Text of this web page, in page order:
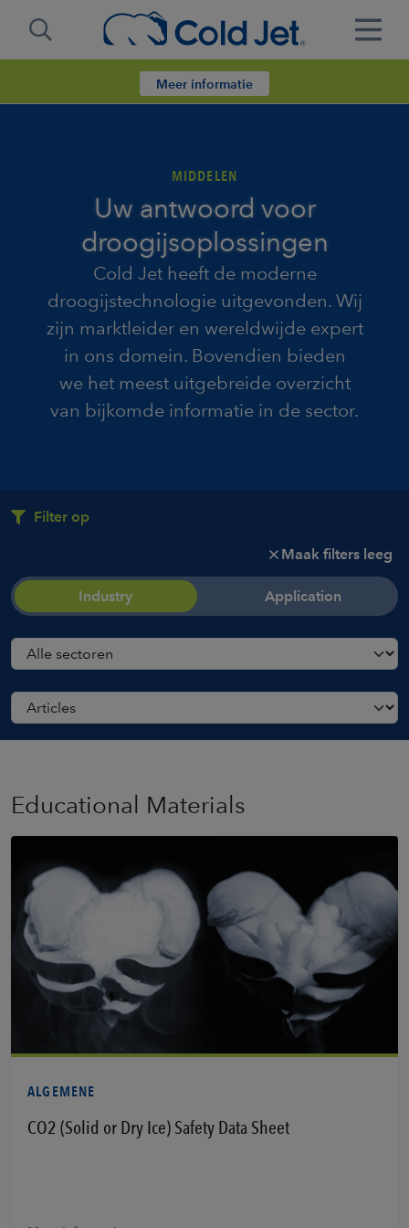
Meer informatie
MIDDELEN
Uw antwoord voor
droogijsoplossingen
Cold Jet heeft de moderne
droogijstechnologie uitgevonden. Wij
zijn marktleider en wereldwijde expert
in ons domein. Bovendien bieden
we het meest uitgebreide overzicht
van bijkomde informatie in de sector.
Filter op
Maak filters leeg
Industry Application
Educational Materials
ALGEMENE
CO2 (Solid or Dry Ice) Safety Data Sheet
Bekijk PDF